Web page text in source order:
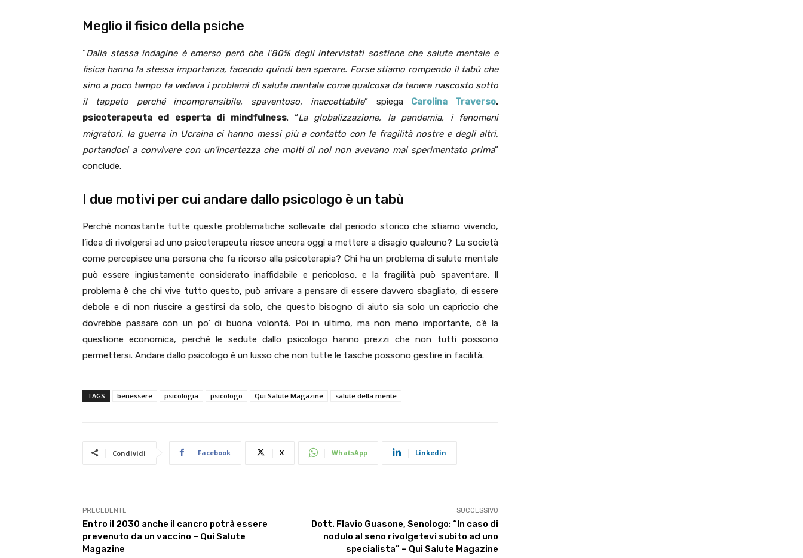
Meglio il fisico della psiche
“Dalla stessa indagine è emerso però che l’80% degli intervistati sostiene che salute mentale e
fisica hanno la stessa importanza, facendo quindi ben sperare. Forse stiamo rompendo il tabù che
sino a poco tempo fa vedeva i problemi di salute mentale come qualcosa da tenere nascosto sotto
il tappeto perché incomprensibile, spaventoso, inaccettabile” spiega Carolina Traverso,
psicoterapeuta ed esperta di mindfulness. “La globalizzazione, la pandemia, i fenomeni
migratori, la guerra in Ucraina ci hanno messi più a contatto con le fragilità nostre e degli altri,
portandoci a convivere con un’incertezza che molti di noi non avevano mai sperimentato prima”
conclude.
I due motivi per cui andare dallo psicologo è un tabù
Perché nonostante tutte queste problematiche sollevate dal periodo storico che stiamo vivendo,
l’idea di rivolgersi ad uno psicoterapeuta riesce ancora oggi a mettere a disagio qualcuno? La società
come percepisce una persona che fa ricorso alla psicoterapia? Chi ha un problema di salute mentale
può essere ingiustamente considerato inaffidabile e pericoloso, e la fragilità può spaventare. Il
problema è che chi vive tutto questo, può arrivare a pensare di essere davvero sbagliato, di essere
debole e di non riuscire a gestirsi da solo, che questo bisogno di aiuto sia solo un capriccio che
dovrebbe passare con un po’ di buona volontà. Poi in ultimo, ma non meno importante, c’è la
questione economica, perché le sedute dallo psicologo hanno prezzi che non tutti possono
permettersi. Andare dallo psicologo è un lusso che non tutte le tasche possono gestire in facilità.
TAGS benessere psicologia psicologo Qui Salute Magazine salute della mente
Condividi Facebook X WhatsApp Linkedin
PRECEDENTE
Entro il 2030 anche il cancro potrà essere
prevenuto da un vaccino – Qui Salute
Magazine
SUCCESSIVO
Dott. Flavio Guasone, Senologo: “In caso di
nodulo al seno rivolgetevi subito ad uno
specialista” – Qui Salute Magazine